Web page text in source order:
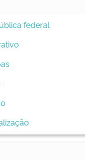
federal